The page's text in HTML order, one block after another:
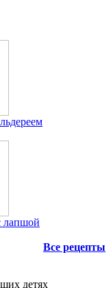
лапшой
Все рецепты
детях